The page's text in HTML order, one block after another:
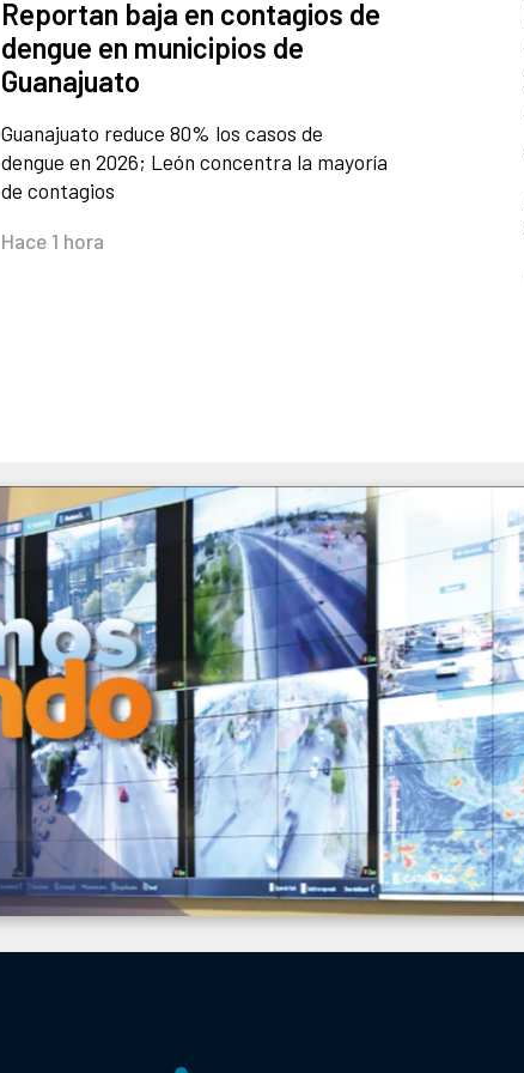
Reportan baja en contagios de
dengue en municipios de
Guanajuato
Guanajuato reduce 80% los casos de
dengue en 2026; León concentra la mayoría
de contagios
Hace 1 hora